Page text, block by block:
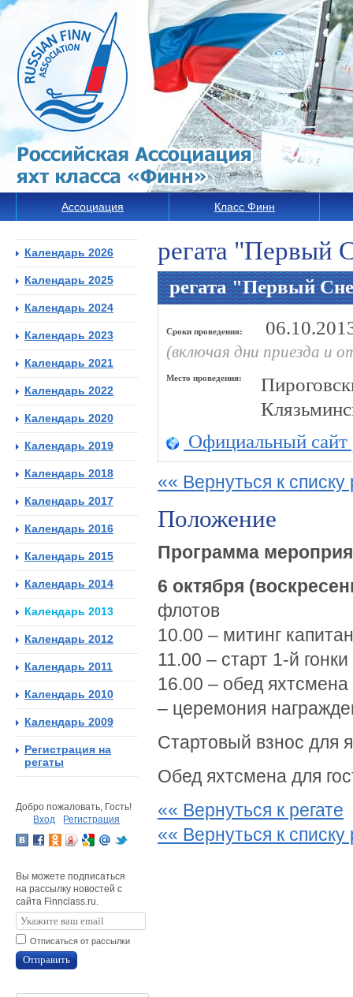
Ассоциация Класс Финн
регата "Первый
регата "Первый
Сроки проведения:
(включая дни приезда и
Место проведения:
Официальный сайт
«« Вернуться к списку
Положение
Программа
6 октября
флотов
10.00 – митинг
11.00 – старт 1-й гонки
16.00 – обед яхтсмена
– церемония
Стартовый взнос для
Обед яхтсмена для
«« Вернуться к регате
«« Вернуться к списку
Календарь 2026
Календарь 2025
Календарь 2024
Календарь 2023
Календарь 2021
Календарь 2022
Календарь 2020
Календарь 2019
Календарь 2018
Календарь 2017
Календарь 2016
Календарь 2015
Календарь 2014
Календарь 2013
Календарь 2012
Календарь 2011
Календарь 2010
Календарь 2009
Регистрация на
регаты
Добро пожаловать, Гость!
Вход
Регистрация
Вы можете подписаться
на рассылку новостей с
сайта Finnclass.ru.
Отписаться от рассылки
Отправить